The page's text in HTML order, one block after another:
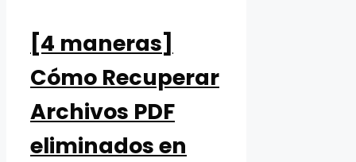
[4 maneras]
Cómo Recuperar
Archivos PDF
eliminados en